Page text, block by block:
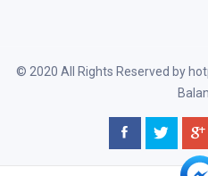
© 2020 All Rights Reserved by